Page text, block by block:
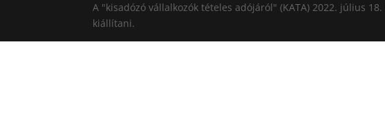
A "kisadózó vállalkozók tételes adójáról" (KATA) 2022. július
kiállítani.